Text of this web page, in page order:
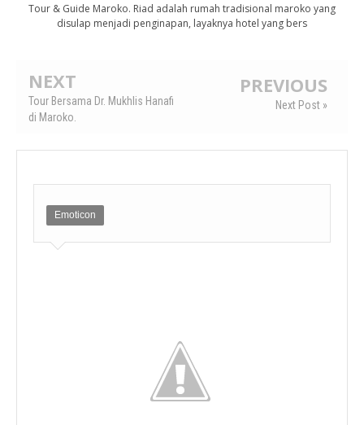
Tour & Guide Maroko. Riad adalah rumah tradisional maroko yang
disulap menjadi penginapan, layaknya hotel yang bers
NEXT
Tour Bersama Dr. Mukhlis Hanafi
di Maroko.
PREVIOUS
Next Post »
Emoticon